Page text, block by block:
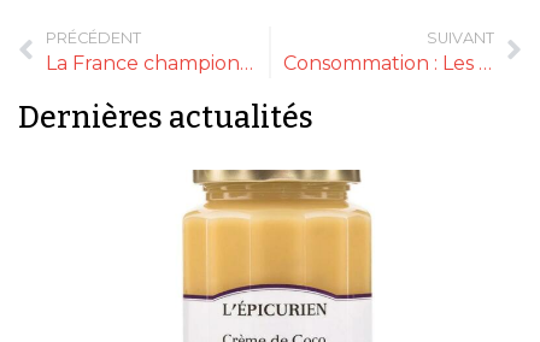
PRÉCÉDENT
La France championne d’Europe de la consommation de volaille
SUIVANT
Consommation : Les Français entre opportunisme et confiance
Dernières actualités